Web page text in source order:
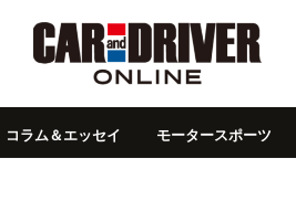
コラム＆エッセイ モータースポーツ